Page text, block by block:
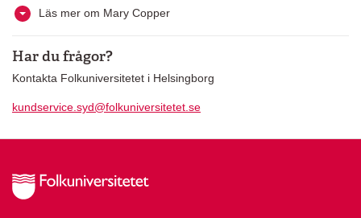
Läs mer om Mary Copper
Har du frågor?
Kontakta Folkuniversitetet i Helsingborg
kundservice.syd@folkuniversitetet.se